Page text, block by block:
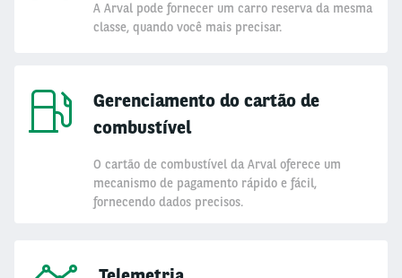
A Arval pode fornecer um carro reserva da mesma
classe, quando você mais precisar.
Gerenciamento do cartão de
combustível
O cartão de combustível da Arval oferece um
mecanismo de pagamento rápido e fácil,
fornecendo dados precisos.